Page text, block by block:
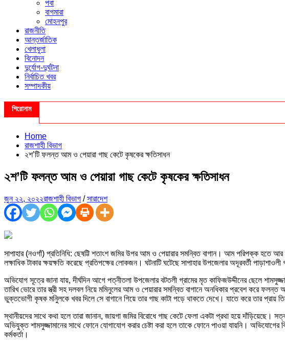
পবা
বাগমারা
মোহনপুর
রাজনীতি
আন্তর্জাতিক
খেলাধুলা
বিনোদন
দুর্যোগ-দুর্ঘটনা
নির্বাচিত খবর
সম্পাদকীয়
শিরোনাম
Home
রাজশাহী বিভাগ
২শ’টি ফলন্ত আম ও পেয়ারা গাছ কেটে কৃষকের ক্ষতিসাধন
২শ’টি ফলন্ত আম ও পেয়ারা গাছ কেটে কৃষকের ক্ষতিসাধন
জুন ২২, ২০২২রাজশাহী বিভাগ /সারাদেশ
সাপাহার (নওগাঁ) প্রতিনিধি: ছেষট্টি শতাংশ জমির উপর আম ও পেয়ারার সমন্বিত বাগান। আম পরিপক্ক হতে
লক্ষাধিক টাকার ক্ষয়ক্ষতি করেছে প্রতিপক্ষের লোকজন। ঘটনাটি ঘটেছে সাপাহার উপজেলার অদূরবর্তী
অভিযোগ সূত্রে জানা যায়, দীর্ঘদিন আগে পত্নীতলা উপজেলার বটতলী গ্রামের মৃত কাফিজউদ্দীনের ছেলে
তারিখ ভোরে তার স্ত্রী সহ দলবল নিয়ে মমিনুলের আম ও পেয়ারার সমন্বিত বাগানে অনধিকার প্রবেশ করে
ভুক্তভোগী কৃষক মনিুলকে খবর দিলে সে বাগানে গিয়ে তার গাছ কাটা পড়ে থাকতে দেখে। যাতে করে তার প্রায়
স্থানীয়দের সাথে কথা হলে তারা জানান, জায়গা জমির বিরোধে গাছ কেটে ফেলা একটা প্রথা হয়ে দাঁড়িয়েছে।
অভিযুক্ত শামসুজ্জামানের সাথে ফোনে যোগাযোগ করার চেষ্টা করা হলে তাকে ফোনে পাওয়া যায়নি।
কর্মকর্তা।